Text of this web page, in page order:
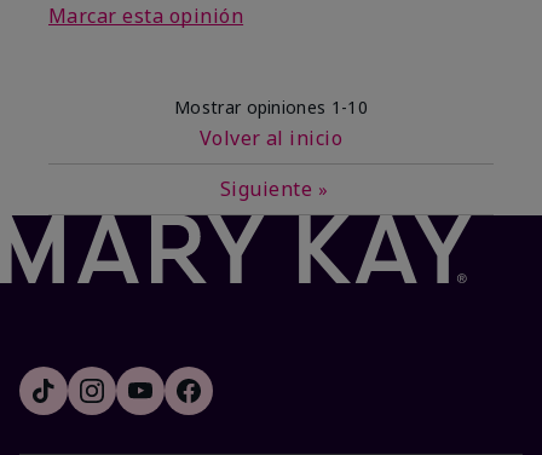
Marcar esta opinión
Mostrar opiniones 1-10
Volver al inicio
Siguiente »